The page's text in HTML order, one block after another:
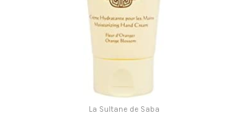
La Sultane de Saba